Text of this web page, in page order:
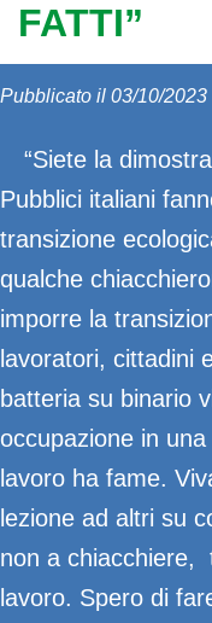
FATTI”
Pubblicato il 03/10/2023
“Siete la
Pubblici italiani
transizione
qualche
imporre la
lavoratori, cittadini
batteria su binario
occupazione in
lavoro ha fame.
lezione ad altri su
non a chiacchiere,
lavoro. Spero di